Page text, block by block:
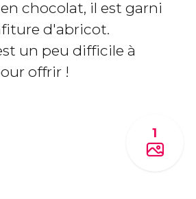
chocolat, il est garni
d'abricot.
un peu difficile à
offrir !
1